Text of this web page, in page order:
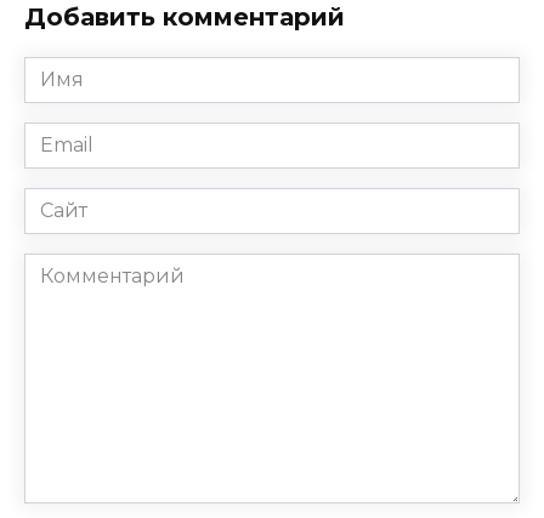
Добавить комментарий
Имя
*
Email
*
Сайт
Комментарий